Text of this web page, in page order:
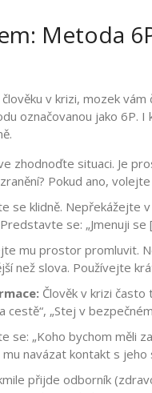
Metoda
v krizi, mozek
označovanou jako 6P. I
zhodnoďte situaci. Je
Pokud ano,
se klidně. Nepřekážejte
se: „Jmenuji
mu prostor promluvit.
než slova. Používejte
Člověk v krizi
cestě“, „Stej v
se: „Koho bychom měli
navázat kontakt s jeho
přijde odborník